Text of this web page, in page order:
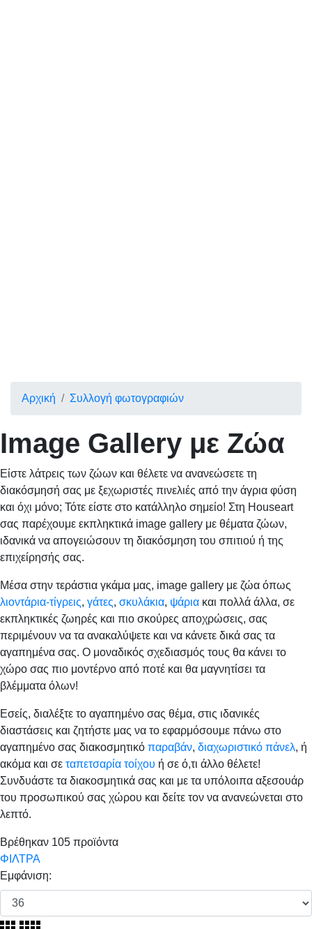
Αρχική Συλλογή φωτογραφιών
Image Gallery με Ζώα
Είστε λάτρεις των ζώων και θέλετε να ανανεώσετε τη
διακόσμησή σας με ξεχωριστές πινελιές από την άγρια φύση
και όχι μόνο; Τότε είστε στο κατάλληλο σημείο! Στη Houseart
σας παρέχουμε εκπληκτικά image gallery με θέματα ζώων,
ιδανικά να απογειώσουν τη διακόσμηση του σπιτιού ή της
επιχείρησής σας.
Μέσα στην τεράστια γκάμα μας, image gallery με ζώα όπως
λιοντάρια-τίγρεις, γάτες, σκυλάκια, ψάρια και πολλά άλλα, σε
εκπληκτικές ζωηρές και πιο σκούρες αποχρώσεις, σας
περιμένουν να τα ανακαλύψετε και να κάνετε δικά σας τα
αγαπημένα σας. Ο μοναδικός σχεδιασμός τους θα κάνει το
χώρο σας πιο μοντέρνο από ποτέ και θα μαγνητίσει τα
βλέμματα όλων!
Εσείς, διαλέξτε το αγαπημένο σας θέμα, στις ιδανικές
διαστάσεις και ζητήστε μας να το εφαρμόσουμε πάνω στο
αγαπημένο σας διακοσμητικό παραβάν, διαχωριστικό πάνελ, ή
ακόμα και σε ταπετσαρία τοίχου ή σε ό,τι άλλο θέλετε!
Συνδυάστε τα διακοσμητικά σας και με τα υπόλοιπα αξεσουάρ
του προσωπικού σας χώρου και δείτε τον να ανανεώνεται στο
λεπτό.
Βρέθηκαν 105 προϊόντα
ΦΙΛΤΡΑ
Εμφάνιση: